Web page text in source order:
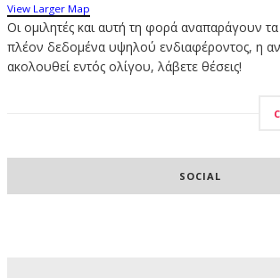
View Larger Map
Οι ομιλητές και αυτή τη φορά αναπαράγουν
πλέον δεδομένα υψηλού ενδιαφέροντος, η
ακολουθεί εντός ολίγου, λάβετε θέσεις!
SOCIAL